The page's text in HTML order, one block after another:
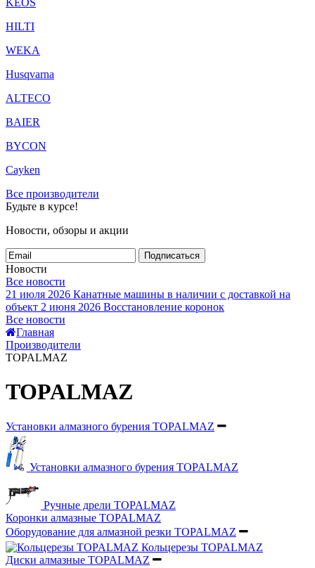
KEOS
HILTI
WEKA
Husqvarna
ALTECO
BAIER
BYCON
Cayken
Все производители
Будьте в курсе!
Новости, обзоры и акции
Подписаться
Новости
Все новости
21 июля 2026 Канатные машины в наличии с доставкой на
объект 2 июня 2026 Восстановление коронок
Все новости
Главная
Производители
TOPALMAZ
TOPALMAZ
Установки алмазного бурения TOPALMAZ
Установки алмазного бурения TOPALMAZ
Ручные дрели TOPALMAZ
Коронки алмазные TOPALMAZ
Оборудование для алмазной резки TOPALMAZ
Кольцерезы TOPALMAZ
Диски алмазные TOPALMAZ